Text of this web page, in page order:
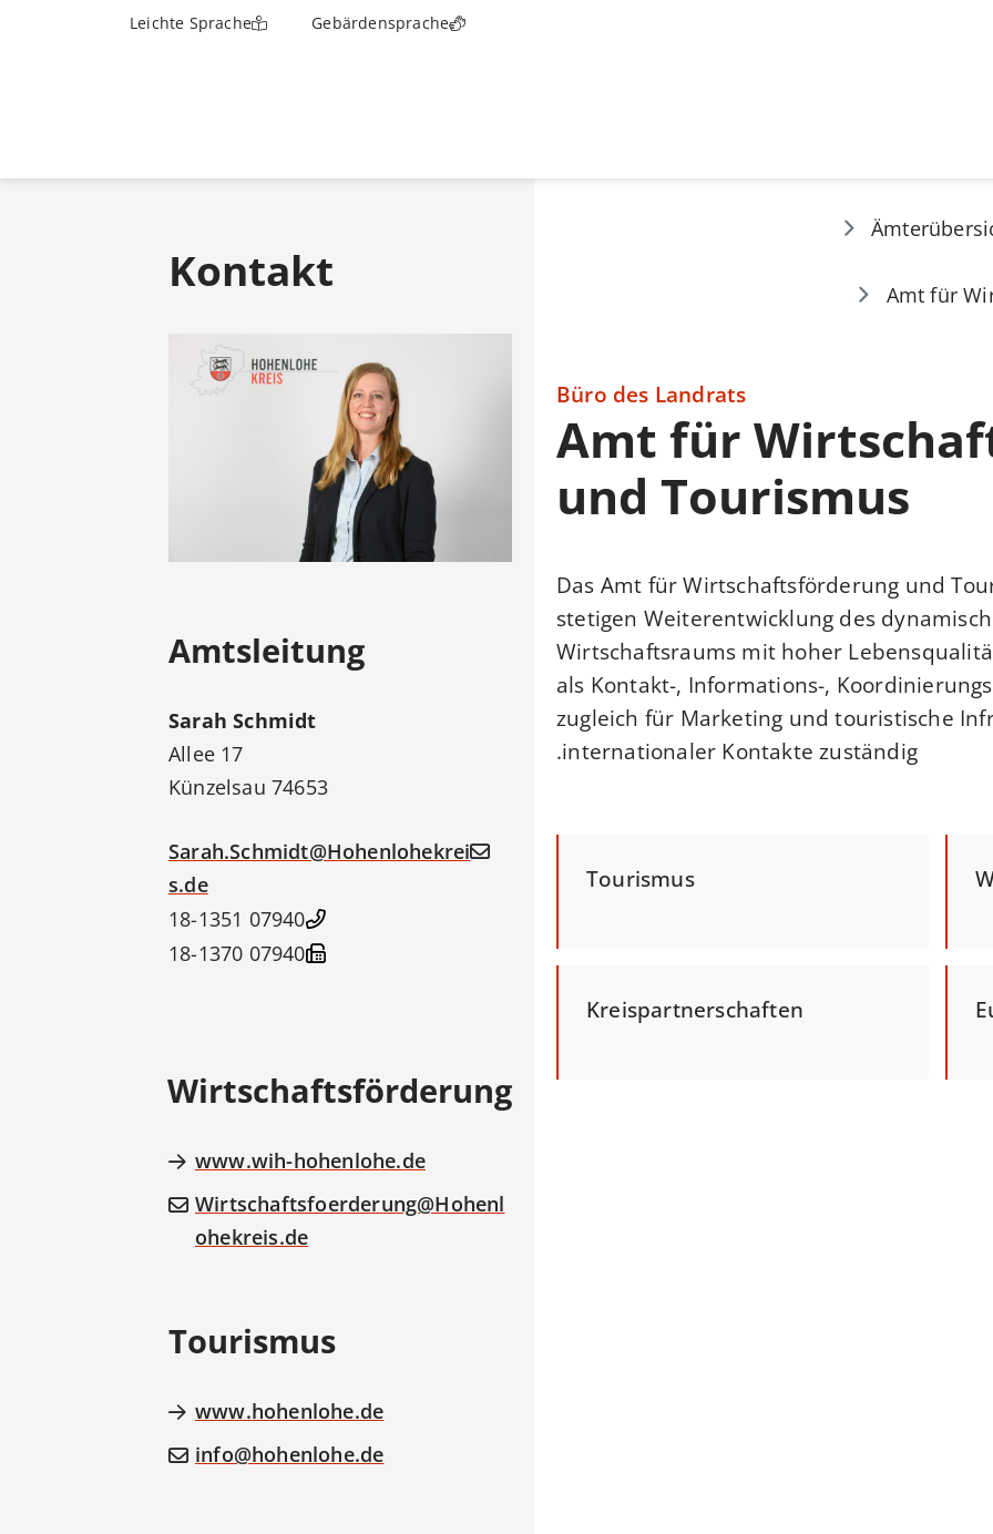
Gebärdensprache
Leichte Sprache
Amt für
Büro des Landrats
Amt für
und Tourismus
Das Amt für Wirtschaftsförderung und
stetigen Weiterentwicklung des
Wirtschaftsraums mit hoher
als Kontakt-, Informations-,
zugleich für Marketing und touristische
internationaler Kontakte zuständig.
Tourismus
Kreispartnerschaften
Kontakt
Amtsleitung
Sarah Schmidt
Allee 17
74653
Künzelsau
Sarah.Schmidt@Hohenlohekrei
s.de
07940 18-1351
07940 18-1370
Wirtschaftsförderung
www.wih-hohenlohe.de
Wirtschaftsfoerderung@Hohenl
ohekreis.de
Tourismus
www.hohenlohe.de
info@hohenlohe.de